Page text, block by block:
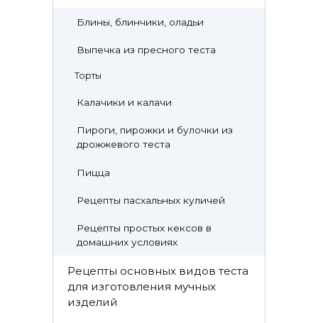
Блины, блинчики, оладьи
Выпечка из пресного теста
Торты
Калачики и калачи
Пироги, пирожки и булочки из
дрожжевого теста
Пицца
Рецепты пасхальных куличей
Рецепты простых кексов в
домашних условиях
Рецепты основных видов теста
для изготовления мучных
изделий